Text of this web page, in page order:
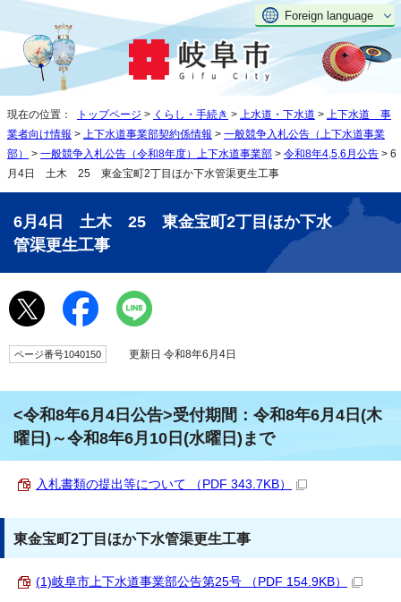
Foreign language
現在の位置： トップページ > くらし・手続き > 上水道・下水道 >
上下水道 事
業者向け情報 > 上下水道事業部契約係情報 > 一般競争入札公告（上下水道事業
部）
> 一般競争入札公告（令和8年度）上下水道事業部 > 令和8年4,5,6月公告 > 6
月4日 土木 25 東金宝町2丁目ほか下水管渠更生工事
6月4日 土木 25 東金宝町2丁目ほか下水
管渠更生工事
ページ番号1040150 更新日 令和8年6月4日
<令和8年6月4日公告>受付期間：令和8年6月4日(木
曜日)～令和8年6月10日(水曜日)まで
入札書類の提出等について （PDF 343.7KB）
東金宝町2丁目ほか下水管渠更生工事
(1)岐阜市上下水道事業部公告第25号 （PDF 154.9KB）